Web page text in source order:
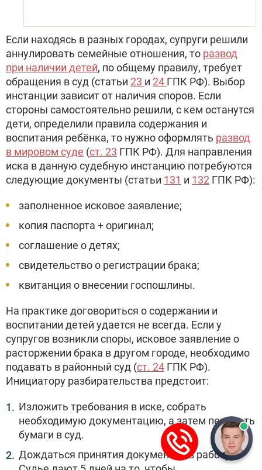
Если находясь в разных городах, супруги решили
аннулировать семейные отношения, то развод
при наличии детей, по общему правилу, требует
обращения в суд (статьи 23 и 24 ГПК РФ). Выбор
инстанции зависит от наличия споров. Если
стороны самостоятельно решили, с кем останутся
дети, определили правила содержания и
воспитания ребёнка, то нужно оформлять развод
в мировом суде (ст. 23 ГПК РФ). Для направления
иска в данную судебную инстанцию потребуются
следующие документы (статьи 131 и 132 ГПК РФ):
заполненное исковое заявление;
копия паспорта + оригинал;
соглашение о детях;
свидетельство о регистрации брака;
квитанция о внесении госпошлины.
На практике договориться о содержании и
воспитании детей удается не всегда. Если у
супругов возникли споры, исковое заявление о
расторжении брака в другом городе, необходимо
подавать в районный суд (ст. 24 ГПК РФ).
Инициатору разбирательства предстоит:
Изложить требования в иске, собрать
необходимую документацию, а затем передать
бумаги в суд.
Дождаться принятия документов в работу.